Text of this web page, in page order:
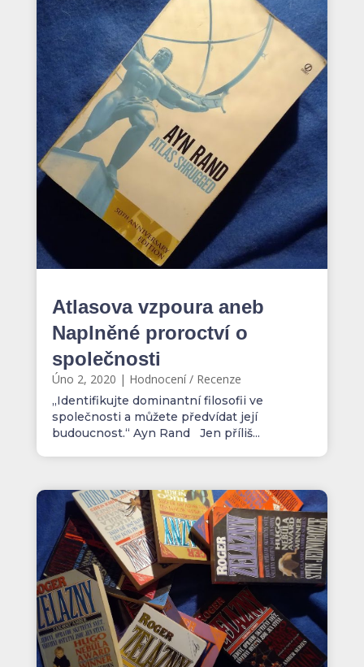
Atlasova vzpoura aneb
Naplněné proroctví o
společnosti
Úno 2, 2020 | Hodnocení / Recenze
„Identifikujte dominantní filosofii ve
společnosti a můžete předvídat její
budoucnost.“ Ayn Rand Jen příliš...